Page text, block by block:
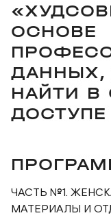
ОСНОВЕ
ДАННЫХ,
НАЙТИ В
ДОСТУПЕ
ЧАСТЬ №1.
МАТЕРИАЛЫ И